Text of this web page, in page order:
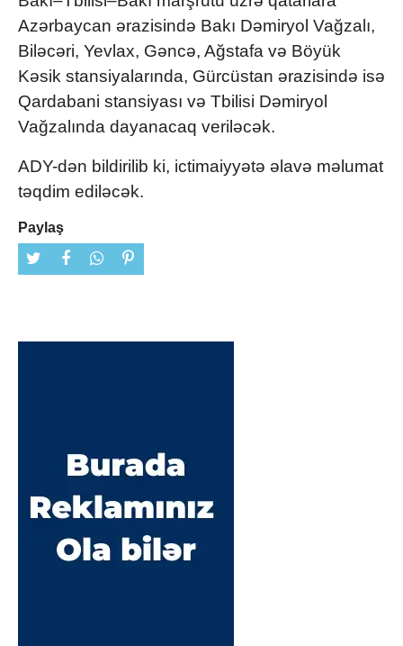
Azərbaycan ərazisində Bakı Dəmiryol Vağzalı,
Biləcəri, Yevlax, Gəncə, Ağstafa və Böyük
Kəsik stansiyalarında, Gürcüstan ərazisində isə
Qardabani stansiyası və Tbilisi Dəmiryol
Vağzalında dayanacaq veriləcək.
ADY-dən bildirilib ki, ictimaiyyətə əlavə məlumat
təqdim ediləcək.
Paylaş